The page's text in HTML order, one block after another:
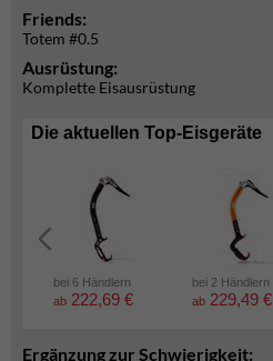
Friends:
Totem #0.5
Ausrüstung:
Komplette Eisausrüstung
Die aktuellen Top-Eisgeräte
bei 6 Händlern
ab 222,69 €
bei 2 Händlern
ab 229,49 €
Ergänzung zur Schwierigkeit: